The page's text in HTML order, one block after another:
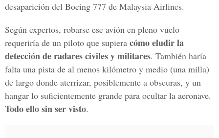
desaparición del Boeing 777 de Malaysia Airlines.
Según expertos, robarse ese avión en pleno vuelo
requeriría de un piloto que supiera cómo eludir la
detección de radares civiles y militares. También haría
falta una pista de al menos kilómetro y medio (una milla)
de largo donde aterrizar, posiblemente a obscuras, y un
hangar lo suficientemente grande para ocultar la aeronave.
Todo ello sin ser visto.